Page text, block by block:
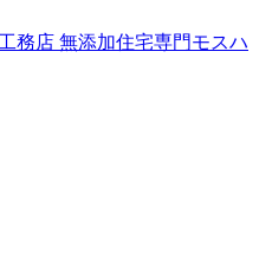
店 無添加住宅専門モスハウス